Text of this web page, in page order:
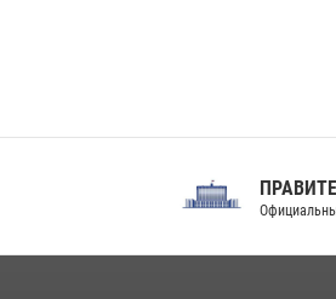
ПРАВИТЕЛЬСТВО РФ
Официальный сайт